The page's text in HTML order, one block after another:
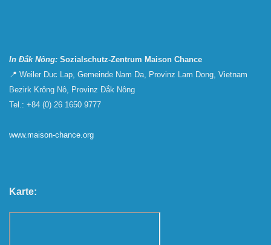
In Đắk Nông: Sozialschutz-Zentrum Maison Chance
📍 Weiler Duc Lap, Gemeinde Nam Da, Provinz Lam Dong, Vietnam
Bezirk Krông Nô, Provinz Đắk Nông
Tel.: +84 (0) 26 1650 9777
www.maison-chance.org
Karte: